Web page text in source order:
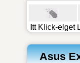
Itt Klick-elget
Asus